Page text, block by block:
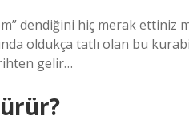
dendiğini hiç merak
oldukça tatlı olan bu
gelir…